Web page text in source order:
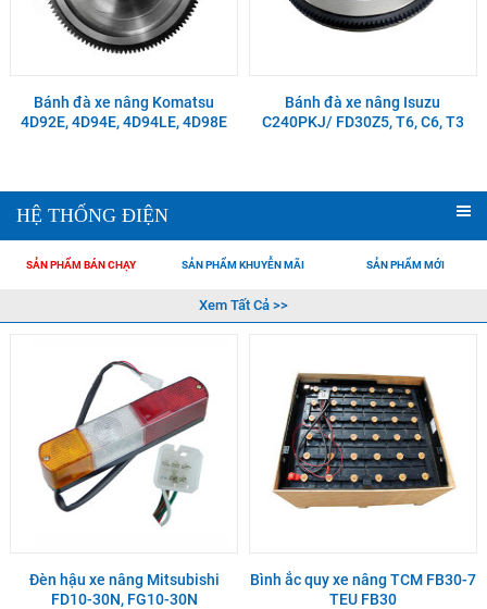
Bánh đà xe nâng Komatsu
4D92E, 4D94E, 4D94LE, 4D98E
Bánh đà xe nâng Isuzu
C240PKJ/ FD30Z5, T6, C6, T3
HỆ THỐNG ĐIỆN
SẢN PHẨM BÁN CHẠY SẢN PHẨM KHUYỄN MÃI SẢN PHẨM MỚI
Xem Tất Cả >>
Đèn hậu xe nâng Mitsubishi
FD10-30N, FG10-30N
Bình ắc quy xe nâng TCM FB30-7
TEU FB30